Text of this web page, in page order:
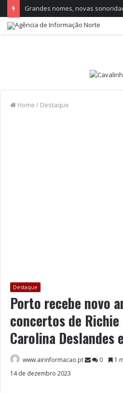
Home / Destaque
Destaque
Porto recebe novo
concertos de Richie
Carolina Deslandes
www.airinformacao.pt 0
1
14 de dezembro 2023